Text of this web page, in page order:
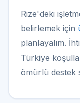
Rize'deki
belirlemek için
planlayalım.
Türkiye
ömürlü destek